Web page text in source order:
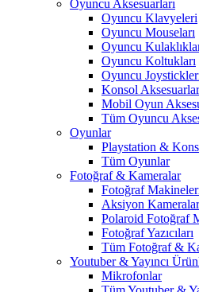
Oyuncu Aksesuarları
Oyuncu Klavyeleri
Oyuncu Mouseları
Oyuncu
Oyuncu Koltukları
Oyuncu
Konsol
Mobil Oyun
Tüm Oyuncu
Oyunlar
Playstation &
Tüm Oyunlar
Fotoğraf & Kameralar
Fotoğraf
Aksiyon
Polaroid Fotoğraf
Fotoğraf Yazıcıları
Tüm Fotoğraf &
Youtuber & Yayıncı
Mikrofonlar